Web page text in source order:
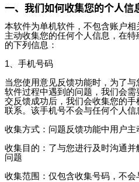
一、我们如何收集您的个人信
本软件为单机软件，不包含账户
主动收集您的任何个人信息，在
的下列信息：
1、手机号码
当您使用意见反馈功能时，为了
软件过程中遇到的问题，我们会
交反馈成功后，我们会收集您的
联系。该手机号不会与任何个人信
收集方式：问题反馈功能中用户主
收集目的：了与您进行及时沟通
问题
收集范围：仅包含收集号码，不会